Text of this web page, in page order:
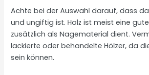
Achte bei der Auswahl darauf, dass
und ungiftig ist. Holz ist meist eine
zusätzlich als Nagematerial dient.
lackierte oder behandelte Hölzer, da
sein können.